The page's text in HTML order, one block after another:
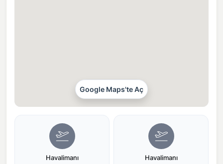
Google Maps'te Aç
Havalimanı Havalimanı